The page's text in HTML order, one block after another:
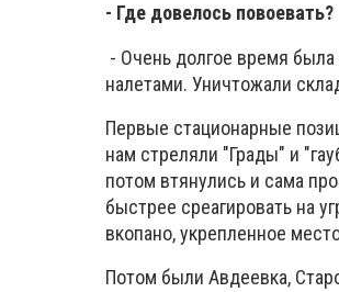
- Где довелось повоевать?
- Очень долгое время
налетами. Уничтожали
Первые стационарные
нам стреляли "Грады" и
потом втянулись и сама
быстрее среагировать на
вкопано, укрепленное
Потом были Авдеевка,